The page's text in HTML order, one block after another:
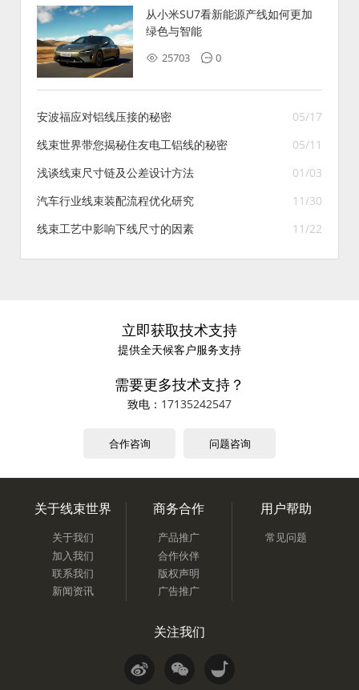
从小米SU7看新能源产线如何更加
绿色与智能
25703 0
05/17
安波福应对铝线压接的秘密
05/11
线束世界带您揭秘住友电工铝线的秘密
01/03
浅谈线束尺寸链及公差设计方法
11/30
汽车行业线束装配流程优化研究
11/22
线束工艺中影响下线尺寸的因素
立即获取技术支持
提供全天候客户服务支持
需要更多技术支持？
致电： 17135242547
合作咨询 问题咨询
关于线束世界
关于我们
加入我们
联系我们
新闻资讯
商务合作
产品推广
合作伙伴
版权声明
广告推广
用户帮助
常见问题
关注我们